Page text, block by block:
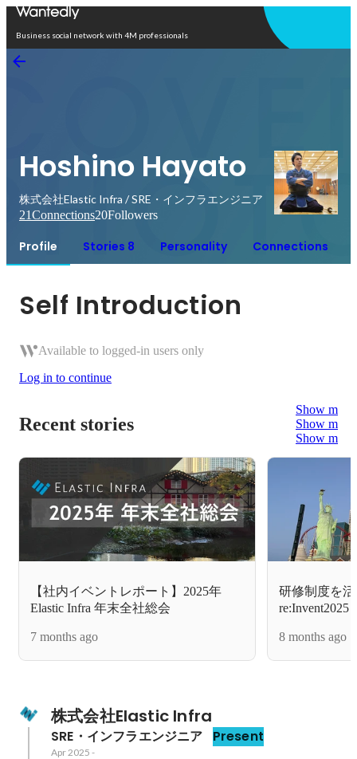
Business social network with 4M professionals
Hoshino Hayato
株式会社Elastic Infra / SRE・インフラエンジニア
21Connections20Followers
Profile Stories 8 Personality Connections
Self Introduction
Available to logged-in users only
Log in to continue
Recent stories
Show more
Show more
Show more
【社内イベントレポート】2025年
Elastic Infra 年末全社総会
7 months ago
研修制度を
8 months ago
株式会社Elastic Infra
SRE・インフラエンジニア Present
Apr 2025 -